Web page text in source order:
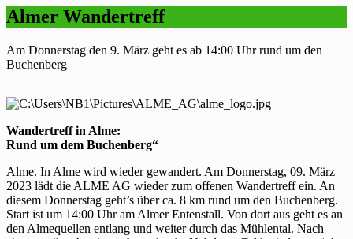
Almer Wandertreff
Am Donnerstag den 9. März geht es ab 14:00 Uhr rund um den
Buchenberg
Wandertreff in Alme:
Rund um dem Buchenberg“
Alme. In Alme wird wieder gewandert. Am Donnerstag, 09. März
2023 lädt die ALME AG wieder zum offenen Wandertreff ein. An
diesem Donnerstag geht’s über ca. 8 km rund um den Buchenberg.
Start ist um 14:00 Uhr am Almer Entenstall. Von dort aus geht es an
den Almequellen entlang und weiter durch das Mühlental. Nach